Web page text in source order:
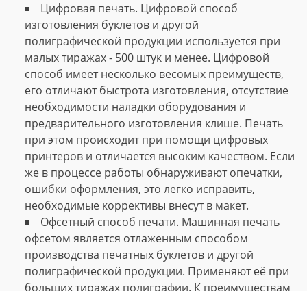
Цифровая печать. Цифровой способ
изготовления буклетов и другой
полиграфической продукции используется при
малых тиражах - 500 штук и менее. Цифровой
способ имеет несколько весомых преимуществ,
его отличают быстрота изготовления, отсутствие
необходимости наладки оборудования и
предварительного изготовления клише. Печать
при этом происходит при помощи цифровых
принтеров и отличается высоким качеством. Если
же в процессе работы обнаруживают опечатки,
ошибки оформления, это легко исправить,
необходимые коррективы внесут в макет.
Офсетный способ печати. Машинная печать
офсетом является отлаженным способом
производства печатных буклетов и другой
полиграфической продукции. Применяют её при
больших тиражах полиграфии. К преимуществам